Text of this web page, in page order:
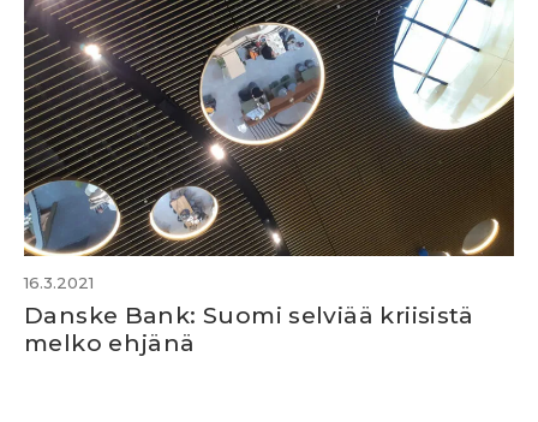
16.3.2021
Danske Bank: Suomi selviää kriisistä
melko ehjänä